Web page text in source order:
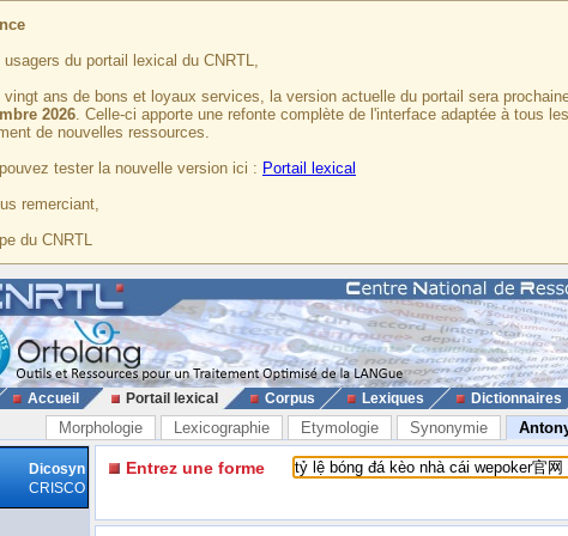
usagers du portail lexical du CNRTL,
vingt ans de bons et loyaux services, la version actuelle du portail sera
2026. Celle-ci apporte une refonte complète de l'interface adaptée à tous
de nouvelles ressources.
tester la nouvelle version ici : Portail lexical
remerciant,
du CNRTL
Accueil Portail lexical Corpus Lexiques Dictionnaires
Morphologie Lexicographie Etymologie Synonymie
Dicosyn
CRISCO
Entrez une forme